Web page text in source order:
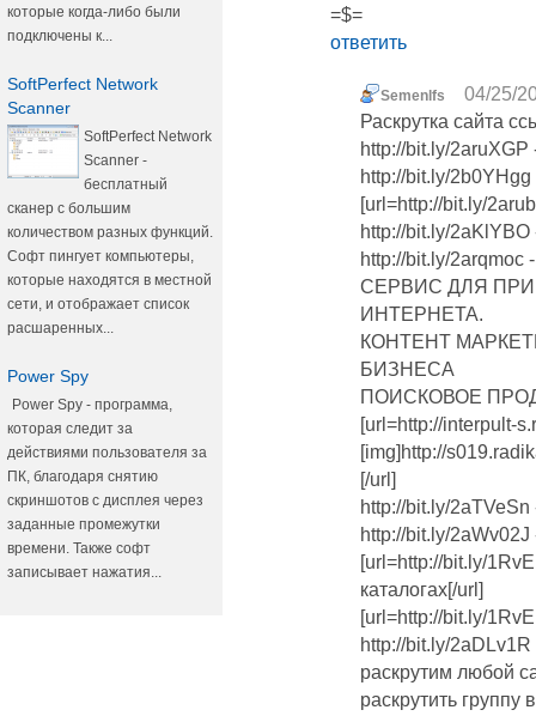
которые когда-либо были
подключены к...
SoftPerfect Network
Scanner
SoftPerfect Network
Scanner -
бесплатный
сканер с большим
количеством разных функций.
Софт пингует компьютеры,
которые находятся в местной
сети, и отображает список
расшаренных...
Power Spy
Power Spy - программа,
которая следит за
действиями пользователя за
ПК, благодаря снятию
скриншотов с дисплея через
заданные промежутки
времени. Также софт
записывает нажатия...
=$=
ответить
Semenlfs
04/25/
Раскрутка сайта
http://bit.ly/2aruXGP
http://bit.ly/
[url=http://bit.ly/
http://bit.ly/
http://bit.ly/2arqmoc
СЕРВИС ДЛЯ
ИНТЕРНЕТА.
КОНТЕНТ
БИЗНЕСА
ПОИСКОВОЕ
[url=http://interpult-
[img]http://
[/url]
http://bit.ly/2aTVeSn
http://bit.ly/
[url=http://bit.ly/
каталогах[/url]
[url=http://bit.ly/
http://bit.ly/
раскрутим любой
раскрутить группу